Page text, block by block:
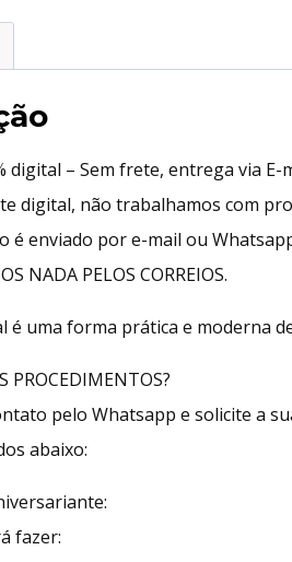
digital – Sem frete, entrega via E-
digital, não trabalhamos com
é enviado por e-mail ou
NADA PELOS CORREIOS.
é uma forma prática e moderna
PROCEDIMENTOS?
pelo Whatsapp e solicite a
abaixo:
fazer: